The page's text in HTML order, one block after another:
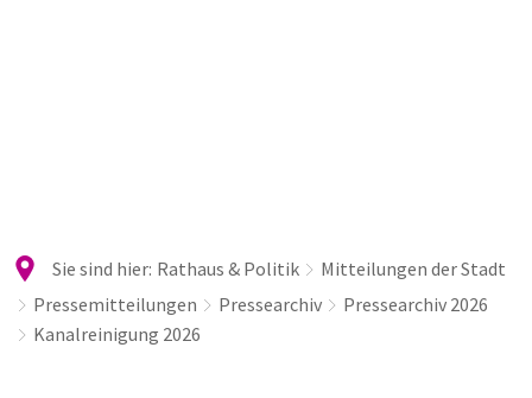
Sie sind hier: Rathaus & Politik
Mitteilungen der Stadt
Pressemitteilungen
Pressearchiv
Pressearchiv 2026
Kanalreinigung 2026